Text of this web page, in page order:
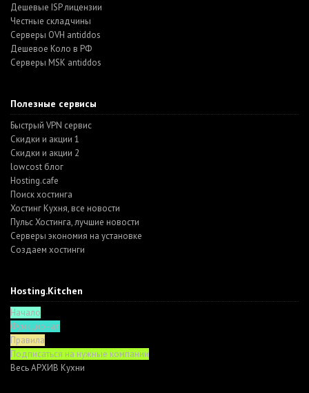
Дешевые ISP лицензии
Честные складчины
Серверы OVH antiddos
Дешевое Коло в РФ
Серверы MSK antiddos
Полезные сервисы
Быстрый VPN сервис
Скидки и акции 1
Скидки и акции 2
lowcost блог
Hosting.cafe
Поиск хостинга
Хостинг Кухня, все новости
Пульс Хостинга, лучшие новости
Серверы экономия на установке
Создаем хостинги
Hosting.Kitchen
Начало
Функционал
Правила
Подписаться на нужные компании
Весь АРХИВ Кухни